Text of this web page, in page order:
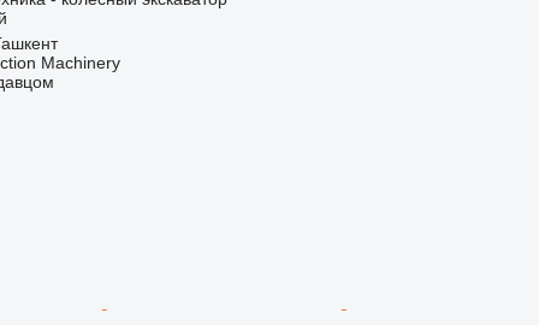
Machinery